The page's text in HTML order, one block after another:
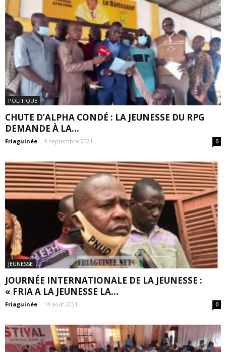
POLITIQUE
CHUTE D’ALPHA CONDÉ : LA JEUNESSE DU RPG
DEMANDE À LA...
Friaguinée - 9 septembre 2021 0
JEUNESSE
JOURNÉE INTERNATIONALE DE LA JEUNESSE :
« FRIA A LA JEUNESSE LA...
Friaguinée - 14 août 2021 0